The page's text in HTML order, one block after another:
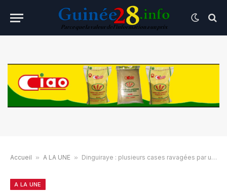
Accueil » A LA UNE » Dinguiraye : plusieurs cases ravagées par un incendie à Tinkisso (images)
A LA UNE